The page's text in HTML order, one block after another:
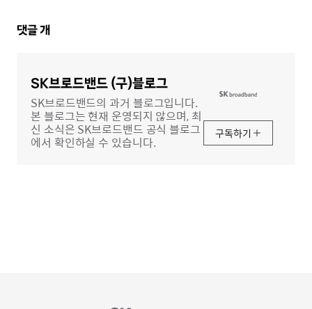
댓
댓글개
SK브로드밴드 (구)블로그
SK브로드밴드의 과거 블로그입니다.
본 블로그는 현재 운영되지 않으며, 최
신 소식은 SK브로드밴드 공식 블로그
에서 확인하실 수 있습니다.
구독하기